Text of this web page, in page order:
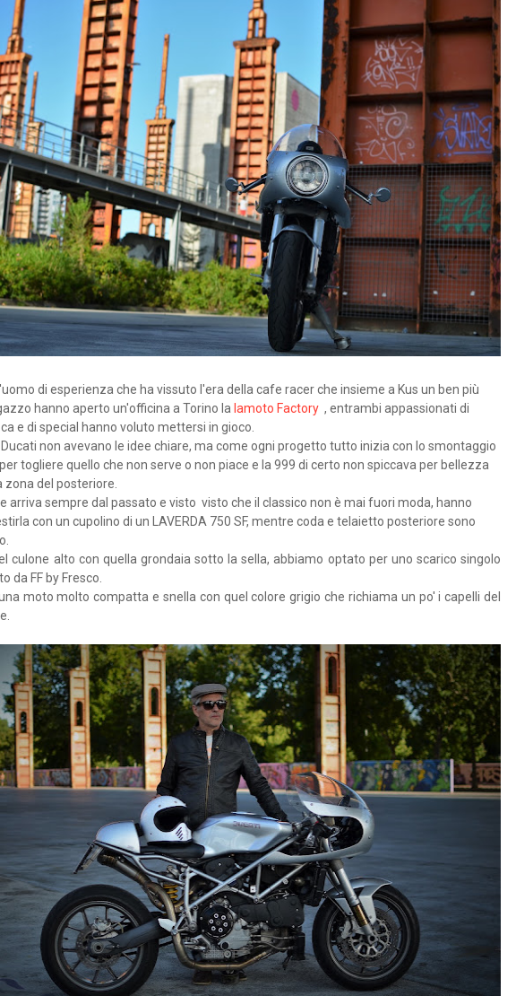
di esperienza che ha vissuto l'era della cafe racer che insieme a Kus un ben più
hanno aperto un'officina a Torino la Iamoto Factory , entrambi appassionati di
e di special hanno voluto mettersi in gioco.
non avevano le idee chiare, ma come ogni progetto tutto inizia con lo smontaggio
togliere quello che non serve o non piace e la 999 di certo non spiccava per bellezza
zona del posteriore.
arriva sempre dal passato e visto visto che il classico non è mai fuori moda, hanno
con un cupolino di un LAVERDA 750 SF, mentre coda e telaietto posteriore sono
culone alto con quella grondaia sotto la sella, abbiamo optato per uno scarico singolo
da FF by Fresco.
una moto molto compatta e snella con quel colore grigio che richiama un po' i capelli del